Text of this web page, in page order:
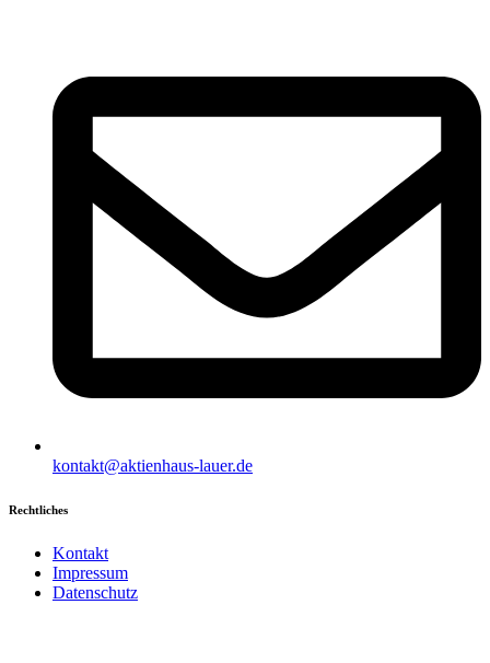
kontakt@aktienhaus-lauer.de
Rechtliches
Kontakt
Impressum
Datenschutz